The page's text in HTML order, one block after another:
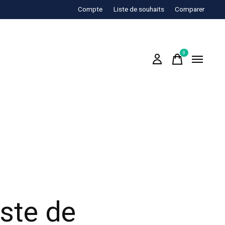
Compte Liste de souhaits Comparer
0items
de